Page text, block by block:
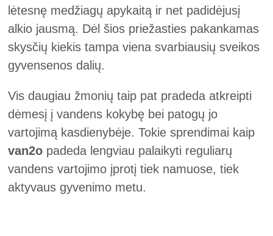
lėtesnę medžiagų apykaitą ir net padidėjusį
alkio jausmą. Dėl šios priežasties pakankamas
skysčių kiekis tampa viena svarbiausių sveikos
gyvensenos dalių.
Vis daugiau žmonių taip pat pradeda atkreipti
dėmesį į vandens kokybę bei patogų jo
vartojimą kasdienybėje. Tokie sprendimai kaip
van2o padeda lengviau palaikyti reguliarų
vandens vartojimo įprotį tiek namuose, tiek
aktyvaus gyvenimo metu.